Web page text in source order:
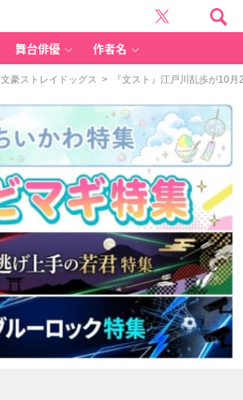
舞台俳優 作者名
文豪ストレイドッグス > 『文スト』江戸川乱歩が10月